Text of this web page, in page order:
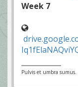
Week 7
Pulvis et umbra sumus.